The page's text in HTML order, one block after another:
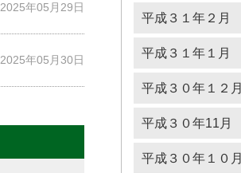
2025年05月29日
2025年05月30日
平成３１年２月
平成３１年１月
平成３０年１２月
平成３０年11月
平成３０年１０月